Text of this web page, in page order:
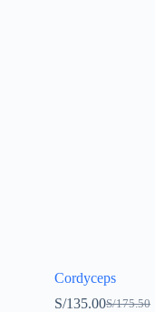
Cordyceps
S/175.50
S/135.00